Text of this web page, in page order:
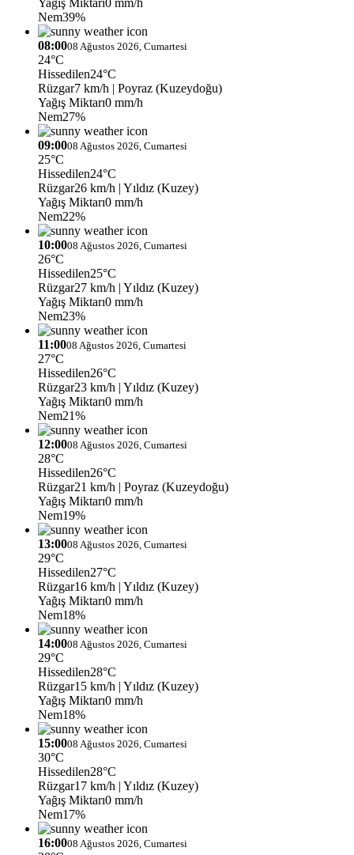
Nem39%
08:0008 Ağustos 2026, Cumartesi
24°C
Hissedilen24°C
Rüzgar7 km/h | Poyraz (Kuzeydoğu)
Yağış Miktarı0 mm/h
Nem27%
09:0008 Ağustos 2026, Cumartesi
25°C
Hissedilen24°C
Rüzgar26 km/h | Yıldız (Kuzey)
Yağış Miktarı0 mm/h
Nem22%
10:0008 Ağustos 2026, Cumartesi
26°C
Hissedilen25°C
Rüzgar27 km/h | Yıldız (Kuzey)
Yağış Miktarı0 mm/h
Nem23%
11:0008 Ağustos 2026, Cumartesi
27°C
Hissedilen26°C
Rüzgar23 km/h | Yıldız (Kuzey)
Yağış Miktarı0 mm/h
Nem21%
12:0008 Ağustos 2026, Cumartesi
28°C
Hissedilen26°C
Rüzgar21 km/h | Poyraz (Kuzeydoğu)
Yağış Miktarı0 mm/h
Nem19%
13:0008 Ağustos 2026, Cumartesi
29°C
Hissedilen27°C
Rüzgar16 km/h | Yıldız (Kuzey)
Yağış Miktarı0 mm/h
Nem18%
14:0008 Ağustos 2026, Cumartesi
29°C
Hissedilen28°C
Rüzgar15 km/h | Yıldız (Kuzey)
Yağış Miktarı0 mm/h
Nem18%
15:0008 Ağustos 2026, Cumartesi
30°C
Hissedilen28°C
Rüzgar17 km/h | Yıldız (Kuzey)
Yağış Miktarı0 mm/h
Nem17%
16:0008 Ağustos 2026, Cumartesi